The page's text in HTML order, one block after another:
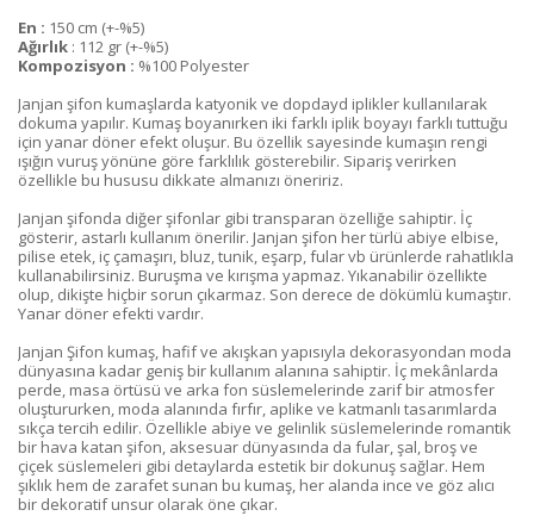
En : 150 cm (+-%5)
Ağırlık : 112 gr (+-%5)
Kompozisyon : %100 Polyester
Janjan şifon kumaşlarda katyonik ve dopdayd iplikler kullanılarak
dokuma yapılır. Kumaş boyanırken iki farklı iplik boyayı farklı tuttuğu
için yanar döner efekt oluşur. Bu özellik sayesinde kumaşın rengi
ışığın vuruş yönüne göre farklılık gösterebilir. Sipariş verirken
özellikle bu hususu dikkate almanızı öneririz.
Janjan şifonda diğer şifonlar gibi transparan özelliğe sahiptir. İç
gösterir, astarlı kullanım önerilir. Janjan şifon her türlü abiye elbise,
pilise etek, iç çamaşırı, bluz, tunik, eşarp, fular vb ürünlerde rahatlıkla
kullanabilirsiniz. Buruşma ve kırışma yapmaz. Yıkanabilir özellikte
olup, dikişte hiçbir sorun çıkarmaz. Son derece de dökümlü kumaştır.
Yanar döner efekti vardır.
Janjan Şifon kumaş, hafif ve akışkan yapısıyla dekorasyondan moda
dünyasına kadar geniş bir kullanım alanına sahiptir. İç mekânlarda
perde, masa örtüsü ve arka fon süslemelerinde zarif bir atmosfer
oluştururken, moda alanında fırfır, aplike ve katmanlı tasarımlarda
sıkça tercih edilir. Özellikle abiye ve gelinlik süslemelerinde romantik
bir hava katan şifon, aksesuar dünyasında da fular, şal, broş ve
çiçek süslemeleri gibi detaylarda estetik bir dokunuş sağlar. Hem
şıklık hem de zarafet sunan bu kumaş, her alanda ince ve göz alıcı
bir dekoratif unsur olarak öne çıkar.